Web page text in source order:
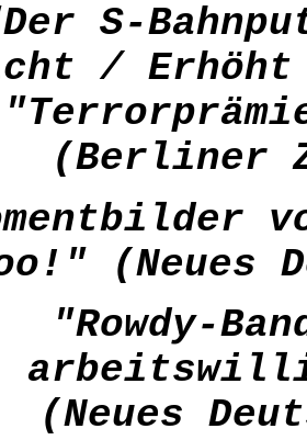
S-
/ Erhöht
(Berliner
(Neues
"Rowdy-
(Neues